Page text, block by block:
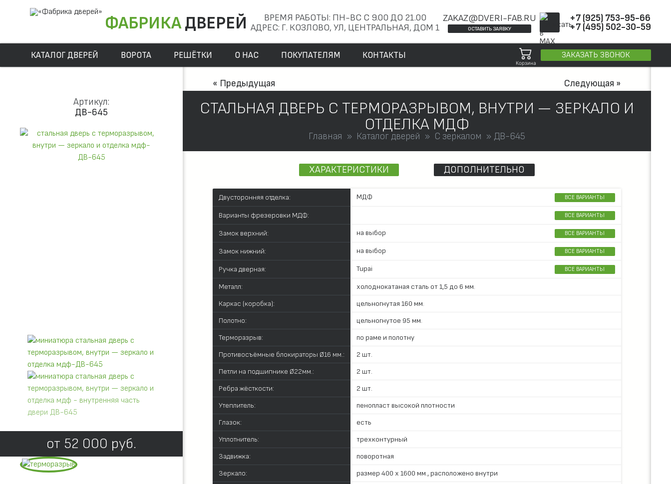
ФАБРИКАДВЕРЕЙ
ВРЕМЯ РАБОТЫ: ПН-ВС С 9.00 ДО 21.00
АДРЕС: Г. КОЗЛОВО, УЛ, ЦЕНТРАЛЬНАЯ, ДОМ 1
ZAKAZ@DVERI-FAB.RU
ОСТАВИТЬ ЗАЯВКУ
+7 (925) 753-95-66
+7 (495) 502-30-59
КАТАЛОГ ДВЕРЕЙ ВОРОТА РЕШЁТКИ О НАС ПОКУПАТЕЛЯМ КОНТАКТЫ
Корзина
ЗАКАЗАТЬ ЗВОНОК
Артикул:
ДВ-645
от 52 000 руб.
« Предыдущая Следующая »
СТАЛЬНАЯ ДВЕРЬ С ТЕРМОРАЗРЫВОМ, ВНУТРИ — ЗЕРКАЛО И
ОТДЕЛКА МДФ
Главная Каталог дверей С зеркалом ДВ-645
ХАРАКТЕРИСТИКИ ДОПОЛНИТЕЛЬНО
Двусторонняя отделка: МДФ ВСЕ ВАРИАНТЫ
Варианты фрезеровки МДФ: ВСЕ ВАРИАНТЫ
Замок верхний: на выбор ВСЕ ВАРИАНТЫ
Замок нижний: на выбор ВСЕ ВАРИАНТЫ
Ручка дверная: Tupai ВСЕ ВАРИАНТЫ
Металл:
холоднокатаная сталь от 1,5 до 6 мм.
Каркас (коробка):
цельногнутая 160 мм.
Полотно:
цельногнутое 95 мм.
Терморазрыв:
по раме и полотну
Противосъёмные блокираторы Ø16 мм.:
2 шт.
Петли на подшипнике Ø22мм.:
2 шт.
Ребра жёсткости:
2 шт.
Утеплитель:
пенопласт высокой плотности
Глазок:
есть
Уплотнитель:
трехконтурный
Задвижка:
поворотная
Зеркало:
размер 400 х 1600 мм., расположено внутри